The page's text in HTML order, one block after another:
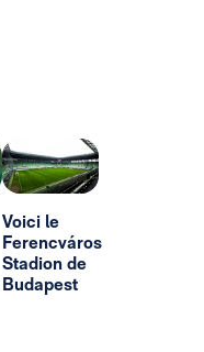
Voici le
Ferencváros
Stadion de
Budapest